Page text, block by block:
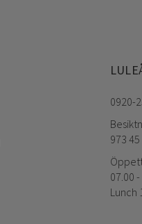
0920-
973
07.00
Lunch